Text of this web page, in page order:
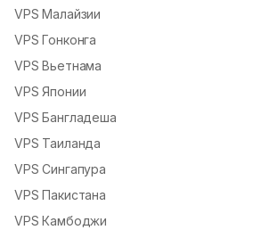
VPS Малайзии
VPS Гонконга
VPS Вьетнама
VPS Японии
VPS Бангладеша
VPS Таиланда
VPS Сингапура
VPS Пакистана
VPS Камбоджи